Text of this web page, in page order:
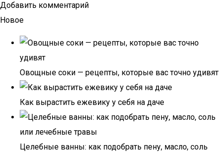
Добавить комментарий
Новое
Овощные соки — рецепты, которые вас точно удивят
Как вырастить ежевику у себя на даче
Целебные ванны: как подобрать пену, масло, соль